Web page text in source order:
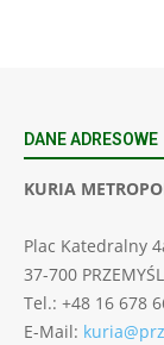
DANE ADRESOWE
KURIA
Plac Katedralny
37-700 PRZEMYŚL
Tel.: +48 16 678
E-Mail: